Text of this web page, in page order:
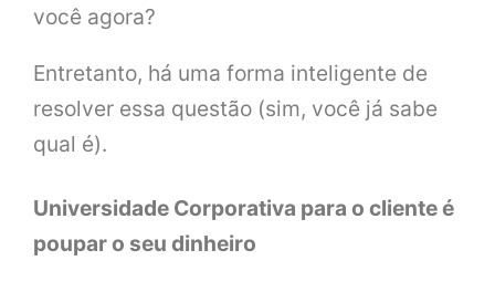
você agora?
Entretanto, há uma forma inteligente de
resolver essa questão (sim, você já sabe
qual é).
Universidade Corporativa para o cliente é
poupar o seu dinheiro